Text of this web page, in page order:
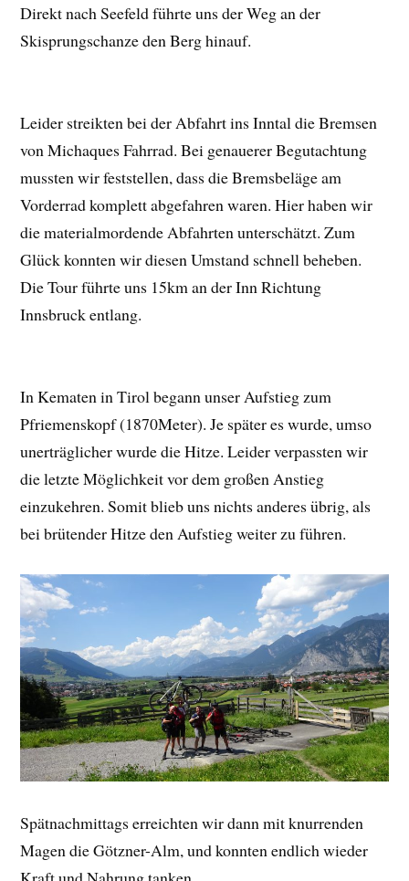
Direkt nach Seefeld führte uns der Weg an der
Skisprungschanze den Berg hinauf.
Leider streikten bei der Abfahrt ins Inntal die Bremsen
von Michaques Fahrrad. Bei genauerer Begutachtung
mussten wir feststellen, dass die Bremsbeläge am
Vorderrad komplett abgefahren waren. Hier haben wir
die materialmordende Abfahrten unterschätzt. Zum
Glück konnten wir diesen Umstand schnell beheben.
Die Tour führte uns 15km an der Inn Richtung
Innsbruck entlang.
In Kematen in Tirol begann unser Aufstieg zum
Pfriemenskopf (1870Meter). Je später es wurde, umso
unerträglicher wurde die Hitze. Leider verpassten wir
die letzte Möglichkeit vor dem großen Anstieg
einzukehren. Somit blieb uns nichts anderes übrig, als
bei brütender Hitze den Aufstieg weiter zu führen.
Spätnachmittags erreichten wir dann mit knurrenden
Magen die Götzner-Alm, und konnten endlich wieder